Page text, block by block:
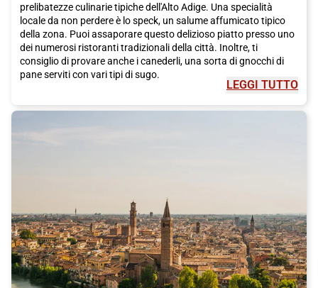
prelibatezze culinarie tipiche dell'Alto Adige. Una specialità
locale da non perdere è lo speck, un salume affumicato tipico
della zona. Puoi assaporare questo delizioso piatto presso uno
dei numerosi ristoranti tradizionali della città. Inoltre, ti
consiglio di provare anche i canederli, una sorta di gnocchi di
pane serviti con vari tipi di sugo.
Se sei un appassionato di storia e cultura, non puoi perderti una
i prodotti tipici locali e immergersi nell'atmosfera autentica della
attività all'aperto. Puoi passeggiare lungo i sentieri delle
montagne circostanti, ammirando panorami mozzafiato e
godendo della tranquillità della natura. Inoltre, puoi esplorare
anche i numerosi vigneti della zona e assaggiare i deliziosi vini
locali.
Per raggiungere Bolzano, ti consiglio di prendere il treno Italo.
Grazie alla sua vasta rete di collegamenti, il treno Italo ti
LEGGI TUTTO